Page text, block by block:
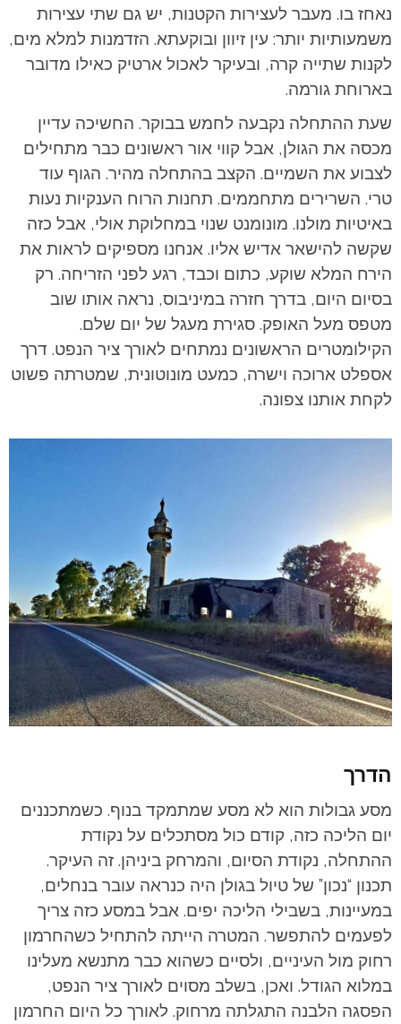
נאחז בו. מעבר לעצירות הקטנות, יש גם שתי עצירות
משמעותיות יותר: עין זיוון ובוקעתא. הזדמנות למלא מים,
לקנות שתייה קרה, ובעיקר לאכול ארטיק כאילו מדובר
בארוחת גורמה.
שעת ההתחלה נקבעה לחמש בבוקר. החשיכה עדיין
מכסה את הגולן, אבל קווי אור ראשונים כבר מתחילים
לצבוע את השמיים. הקצב בהתחלה מהיר. הגוף עוד
טרי. השרירים מתחממים. תחנות הרוח הענקיות נעות
באיטיות מולנו. מונומנט שנוי במחלוקת אולי, אבל כזה
שקשה להישאר אדיש אליו. אנחנו מספיקים לראות את
הירח המלא שוקע, כתום וכבד, רגע לפני הזריחה. רק
בסיום היום, בדרך חזרה במיניבוס, נראה אותו שוב
מטפס מעל האופק. סגירת מעגל של יום שלם.
הקילומטרים הראשונים נמתחים לאורך ציר הנפט. דרך
אספלט ארוכה וישרה, כמעט מונוטונית, שמטרתה פשוט
לקחת אותנו צפונה.
הדרך
מסע גבולות הוא לא מסע שמתמקד בנוף. כשמתכננים
יום הליכה כזה, קודם כול מסתכלים על נקודת
ההתחלה, נקודת הסיום, והמרחק ביניהן. זה העיקר.
תכנון “נכון” של טיול בגולן היה כנראה עובר בנחלים,
במעיינות, בשבילי הליכה יפים. אבל במסע כזה צריך
לפעמים להתפשר. המטרה הייתה להתחיל כשהחרמון
רחוק מול העיניים, ולסיים כשהוא כבר מתנשא מעלינו
במלוא הגודל. ואכן, בשלב מסוים לאורך ציר הנפט,
הפסגה הלבנה התגלתה מרחוק. לאורך כל היום החרמון